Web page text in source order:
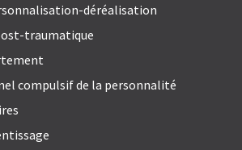
déréalisation
traumatique
compulsif de la personnalité